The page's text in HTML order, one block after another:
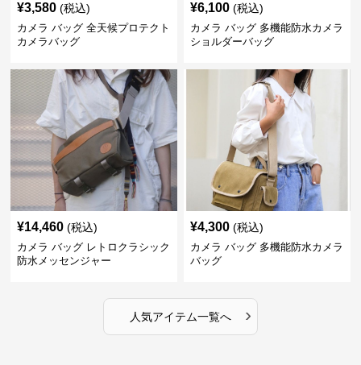
¥3,580 (税込)
カメラ バッグ 全天候プロテクト
カメラバッグ
¥6,100 (税込)
カメラ バッグ 多機能防水カメラ
ショルダーバッグ
¥14,460 (税込)
カメラ バッグ レトロクラシック
防水メッセンジャー
¥4,300 (税込)
カメラ バッグ 多機能防水カメラ
バッグ
人気アイテム一覧へ ›